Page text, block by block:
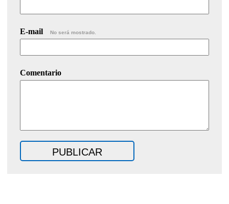
E-mail No será mostrado.
Comentario